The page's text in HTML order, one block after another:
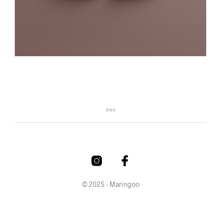
© 2025 - Maringoo